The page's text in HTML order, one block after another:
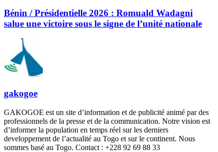
Bénin / Présidentielle 2026 : Romuald Wadagni
salue une victoire sous le signe de l’unité nationale
gakogoe
GAKOGOE est un site d’information et de publicité animé par des
professionnels de la presse et de la communication. Notre vision est
d’informer la population en temps réel sur les derniers
developpement de l’actualité au Togo et sur le continent. Nous
sommes basé au Togo. Contact : +228 92 69 88 33